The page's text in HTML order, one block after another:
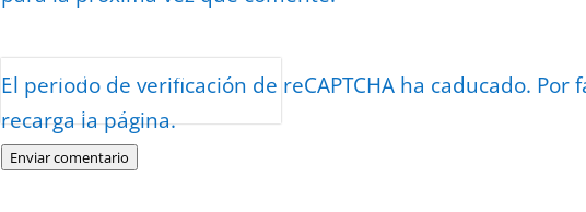
El periodo de verificación de reCAPTCHA ha caducado. Por
recarga la página.
Enviar comentario
Protegidos por reCAPTCHA
Términos